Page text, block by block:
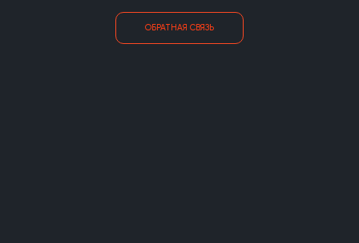
ОБРАТНАЯ СВЯЗЬ